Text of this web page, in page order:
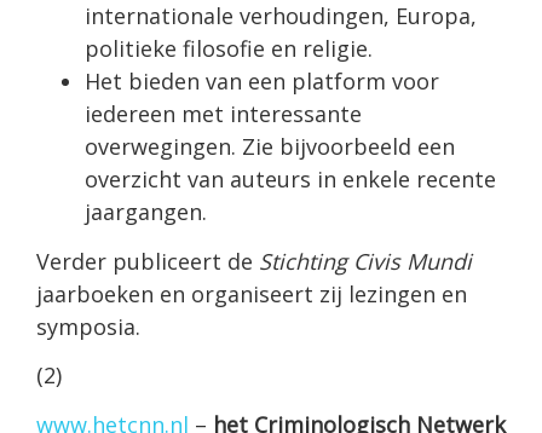
internationale verhoudingen, Europa,
politieke filosofie en religie.
Het bieden van een platform voor
iedereen met interessante
overwegingen. Zie bijvoorbeeld een
overzicht van auteurs in enkele recente
jaargangen.
Verder publiceert de Stichting Civis Mundi
jaarboeken en organiseert zij lezingen en
symposia.
(2)
www.hetcnn.nl – het Criminologisch Netwerk